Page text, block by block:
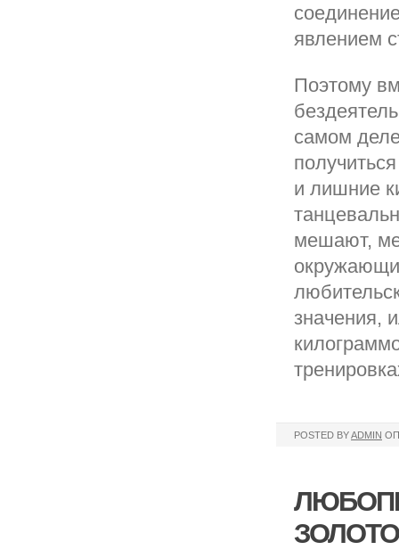
явлением
Поэтому
самом
и лишние
мешают,
значения,
POSTED BYADMIN
ЗОЛОТО